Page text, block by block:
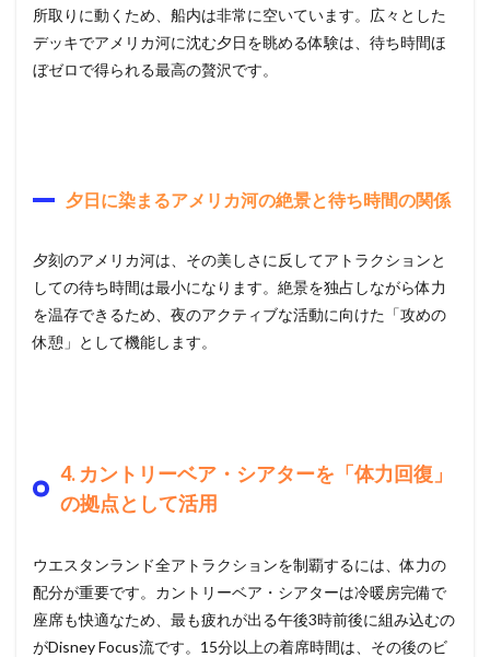
所取りに動くため、船内は非常に空いています。広々とした
デッキでアメリカ河に沈む夕日を眺める体験は、待ち時間ほ
ぼゼロで得られる最高の贅沢です。
夕日に染まるアメリカ河の絶景と待ち時間の関係
夕刻のアメリカ河は、その美しさに反してアトラクションと
しての待ち時間は最小になります。絶景を独占しながら体力
を温存できるため、夜のアクティブな活動に向けた「攻めの
休憩」として機能します。
4. カントリーベア・シアターを「体力回復」
の拠点として活用
ウエスタンランド全アトラクションを制覇するには、体力の
配分が重要です。カントリーベア・シアターは冷暖房完備で
座席も快適なため、最も疲れが出る午後3時前後に組み込むの
がDisney Focus流です。15分以上の着席時間は、その後のビ